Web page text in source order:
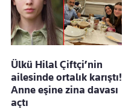
Ülkü Hilal Çiftçi’nin
ailesinde ortalık karıştı!
Anne eşine zina davası
açtı